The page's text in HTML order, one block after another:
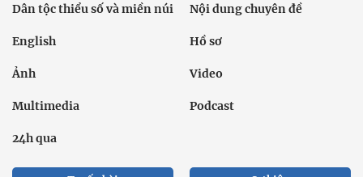
Dân tộc thiểu số và miền núi Nội dung chuyên đề
English Hồ sơ
Ảnh Video
Multimedia Podcast
24h qua